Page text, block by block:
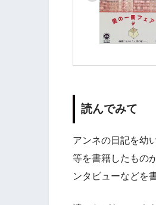
読んでみて
アンネの日記を幼
等を書籍したもの
ンタビューなどを